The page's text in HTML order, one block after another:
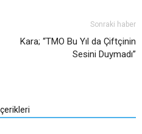
Sonraki haber
Kara; “TMO Bu Yıl da Çiftçinin
Sesini Duymadı”